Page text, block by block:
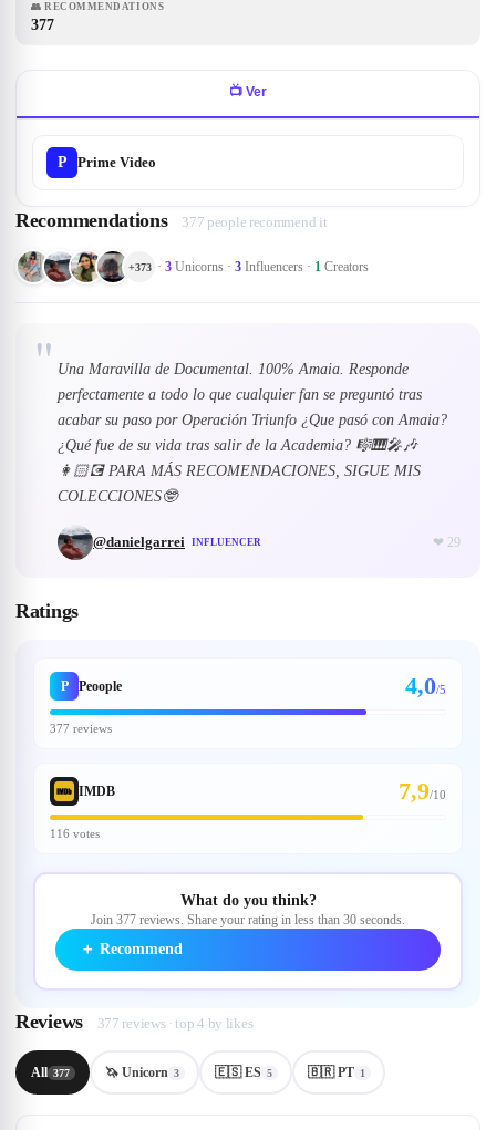
👥 RECOMMENDATIONS
377
📺 Ver
P Prime Video
Recommendations 377 people recommend it
+373 · 3 Unicorns · 3 Influencers · 1 Creators
" Una Maravilla de Documental. 100% Amaia. Responde
perfectamente a todo lo que cualquier fan se preguntó tras
acabar su paso por Operación Triunfo ¿Que pasó con Amaia?
¿Qué fue de su vida tras salir de la Academia? 🎼🎹🎤🎶
👩🏻‍💽 PARA MÁS RECOMENDACIONES, SIGUE MIS
COLECCIONES🤓
@danielgarrei INFLUENCER ❤ 29
Ratings
P Peoople 4,0/5
377 reviews
IMDB 7,9/10
116 votes
What do you think?
Join 377 reviews. Share your rating in less than 30 seconds.
＋ Recommend
Reviews 377 reviews · top 4 by likes
All 377 🦄 Unicorn 3 🇪🇸 ES 5 🇧🇷 PT 1